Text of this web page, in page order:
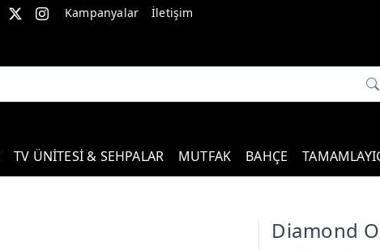
Kampanyalar İletişim
TV ÜNİTESİ & SEHPALAR MUTFAK BAHÇE
Diamond